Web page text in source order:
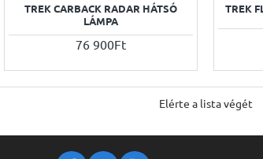
TREK CARBACK RADAR HÁTSÓ
LÁMPA
76 900Ft
TREK
Elérte a lista végét